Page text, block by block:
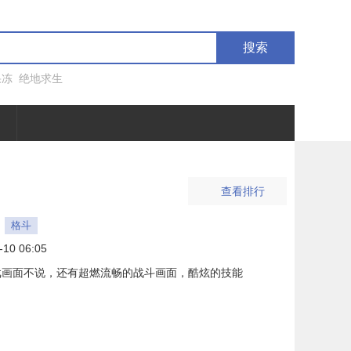
搜索
绝地求生
格斗
10 06:05
面不说，还有超燃流畅的战斗画面，酷炫的技能
查看排行